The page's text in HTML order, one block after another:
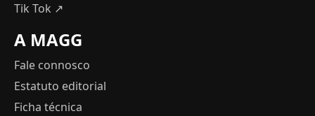
Tik Tok ↗
A MAGG
Fale connosco
Estatuto editorial
Ficha técnica